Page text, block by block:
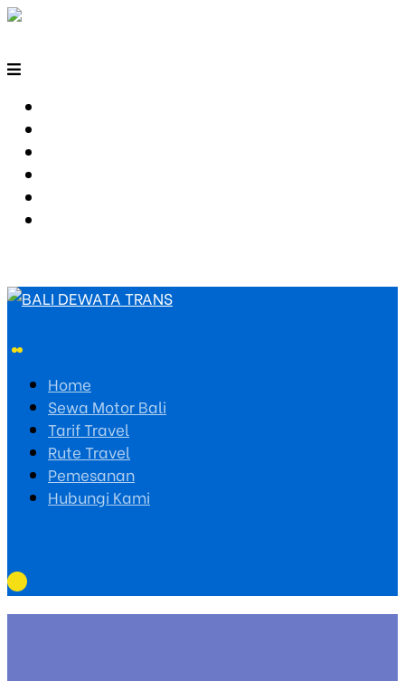
Home
Sewa Motor Bali
Tarif Travel
Rute Travel
Pemesanan
Hubungi Kami